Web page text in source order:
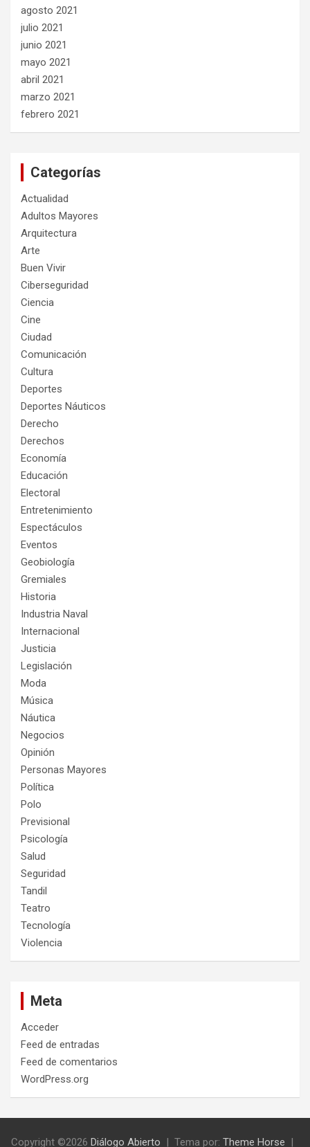
agosto 2021
julio 2021
junio 2021
mayo 2021
abril 2021
marzo 2021
febrero 2021
Categorías
Actualidad
Adultos Mayores
Arquitectura
Arte
Buen Vivir
Ciberseguridad
Ciencia
Cine
Ciudad
Comunicación
Cultura
Deportes
Deportes Náuticos
Derecho
Derechos
Economía
Educación
Electoral
Entretenimiento
Espectáculos
Eventos
Geobiología
Gremiales
Historia
Industria Naval
Internacional
Justicia
Legislación
Moda
Música
Náutica
Negocios
Opinión
Personas Mayores
Política
Polo
Previsional
Psicología
Salud
Seguridad
Tandil
Teatro
Tecnología
Violencia
Meta
Acceder
Feed de entradas
Feed de comentarios
WordPress.org
Copyright ©2026 Diálogo Abierto Tema por: Theme Horse